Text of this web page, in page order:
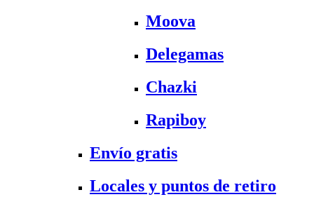
Moova
Delegamas
Chazki
Rapiboy
Envío gratis
Locales y puntos de retiro